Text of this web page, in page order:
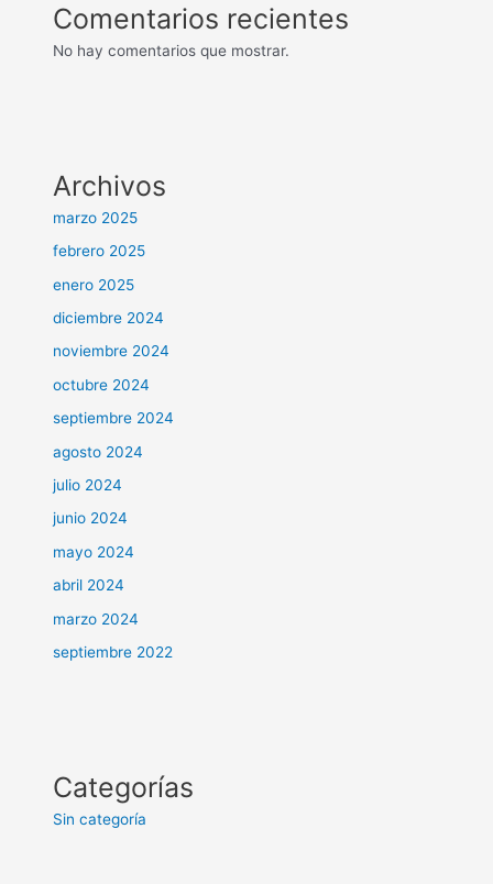
Comentarios recientes
No hay comentarios que mostrar.
Archivos
marzo 2025
febrero 2025
enero 2025
diciembre 2024
noviembre 2024
octubre 2024
septiembre 2024
agosto 2024
julio 2024
junio 2024
mayo 2024
abril 2024
marzo 2024
septiembre 2022
Categorías
Sin categoría